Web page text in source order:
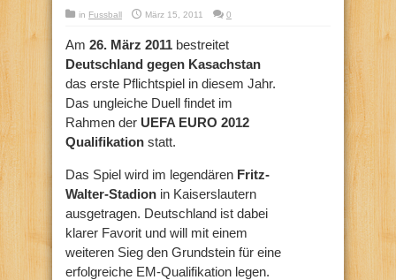
in Fussball März 15, 2011 0
Am 26. März 2011 bestreitet
Deutschland gegen Kasachstan
das erste Pflichtspiel in diesem Jahr.
Das ungleiche Duell findet im
Rahmen der UEFA EURO 2012
Qualifikation statt.
Das Spiel wird im legendären Fritz-
Walter-Stadion in Kaiserslautern
ausgetragen. Deutschland ist dabei
klarer Favorit und will mit einem
weiteren Sieg den Grundstein für eine
erfolgreiche EM-Qualifikation legen.